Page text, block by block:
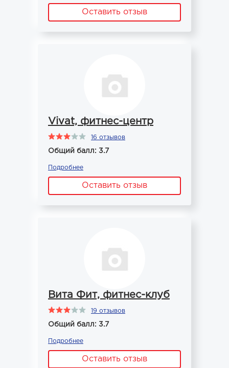
Оставить отзыв
Vivat, фитнес-центр
16 отзывов
Общий балл: 3.7
Подробнее
Оставить отзыв
Вита Фит, фитнес-клуб
19 отзывов
Общий балл: 3.7
Подробнее
Оставить отзыв